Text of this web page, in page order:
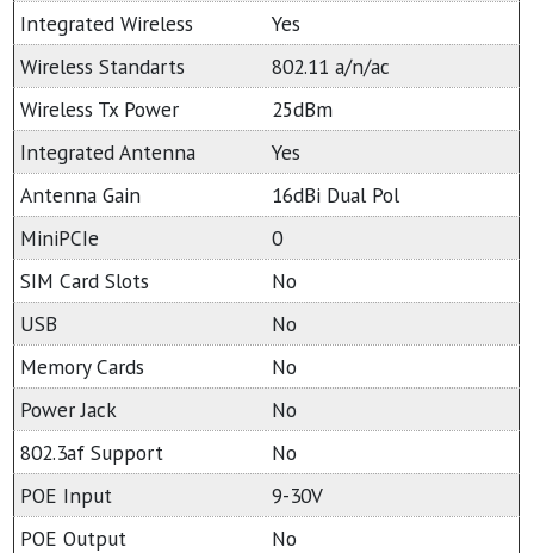
Integrated Wireless
Yes
Wireless Standarts
802.11 a/n/ac
Wireless Tx Power
25dBm
Integrated Antenna
Yes
Antenna Gain
16dBi Dual Pol
MiniPCIe
0
SIM Card Slots
No
USB
No
Memory Cards
No
Power Jack
No
802.3af Support
No
POE Input
9-30V
POE Output
No